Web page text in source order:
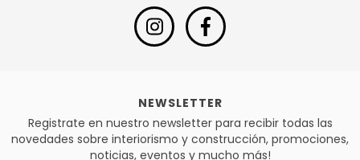
NEWSLETTER
Registrate en nuestro newsletter para recibir todas las
novedades sobre interiorismo y construcción, promociones,
noticias, eventos y mucho más!